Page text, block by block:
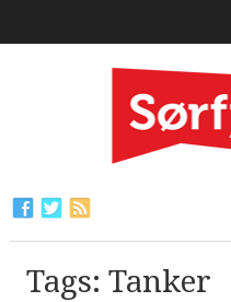
Tags: Tanker